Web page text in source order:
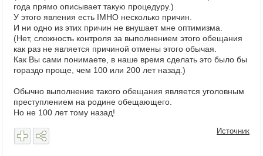
года прямо описывает такую процедуру.)
У этого явления есть IMHO несколько причин.
И ни одно из этих причин не внушает мне оптимизма.
(Нет, сложность контроля за выполнением этого обещания
как раз не является причиной отмены этого обычая.
Как Вы сами понимаете, в наше время сделать это было бы
гораздо проще, чем 100 или 200 лет назад.)
Обычно выполнение такого обещания является уголовным
преступлением на родине обещающего.
Но не 100 лет тому назад!
Источник